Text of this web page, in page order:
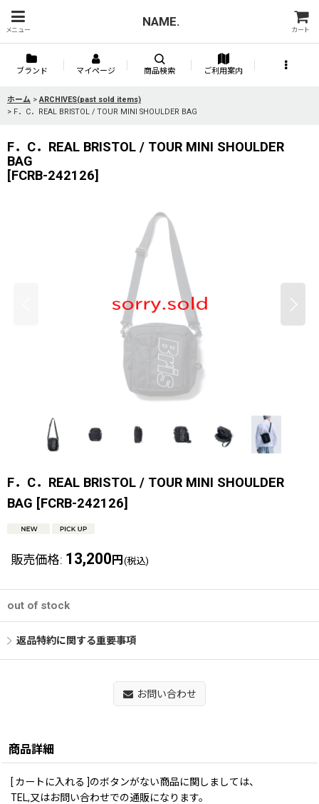
メニュー
NAME.
カート
ブランド マイページ 商品検索 ご利用案内
ホーム > ARCHIVES(past sold items)
> F．C．REAL BRISTOL / TOUR MINI SHOULDER BAG
F．C．REAL BRISTOL / TOUR MINI SHOULDER
BAG
[FCRB-242126]
F．C．REAL BRISTOL / TOUR MINI SHOULDER
BAG [FCRB-242126]
販売価格: 13,200 円 (税込)
out of stock
返品特約に関する重要事項
お問い合わせ
商品詳細
[ カートに入れる ]のボタンがない商品に関しましては、
TEL,又はお問い合わせでの通販になります。